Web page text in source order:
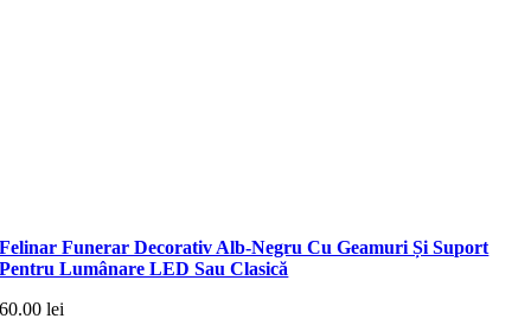
Felinar Funerar Decorativ Alb-Negru Cu Geamuri Și Suport
Pentru Lumânare LED Sau Clasică
60.00lei